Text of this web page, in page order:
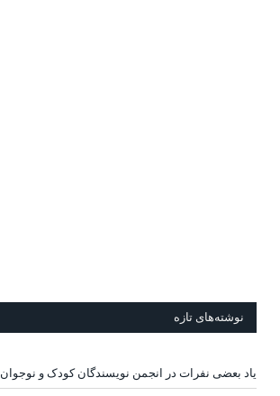
نوشته‌های تازه
یاد بعضی نفرات در انجمن نویسندگان کودک و نوجوان